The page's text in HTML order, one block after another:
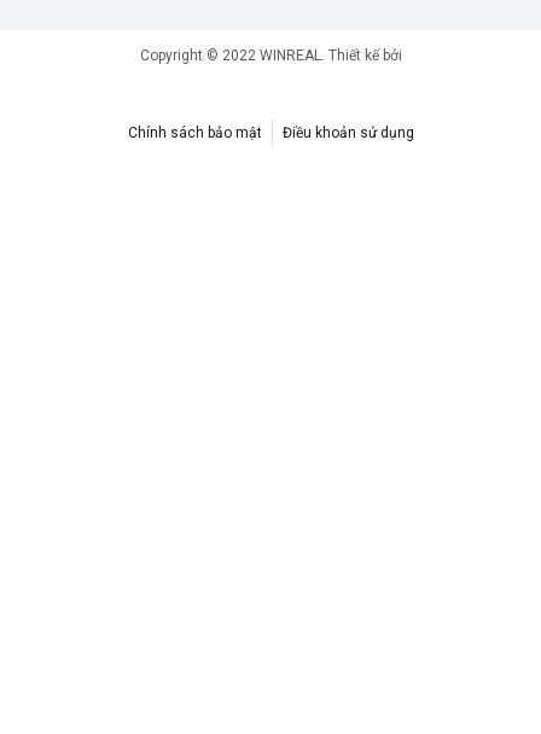
Copyright © 2022 WINREAL. Thiết kế bởi
Chính sách bảo mật Điều khoản sử dụng